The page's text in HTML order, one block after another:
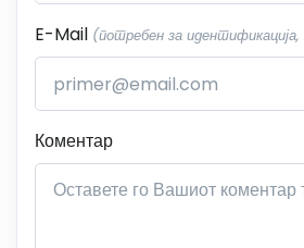
E-Mail (потребен за идентификација,
Коментар